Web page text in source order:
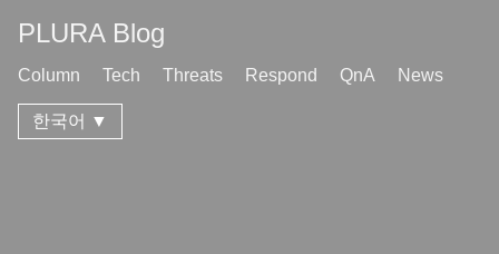
PLURA Blog
Column Tech Threats Respond QnA News
한국어 ▼